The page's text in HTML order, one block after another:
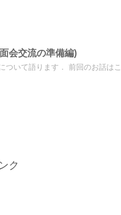
会交流の準備編)
ついて語ります． 前回のお話は
ク